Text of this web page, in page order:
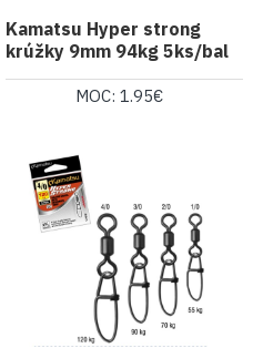
Kamatsu Hyper strong
krúžky 9mm 94kg 5ks/bal
MOC: 1.95€